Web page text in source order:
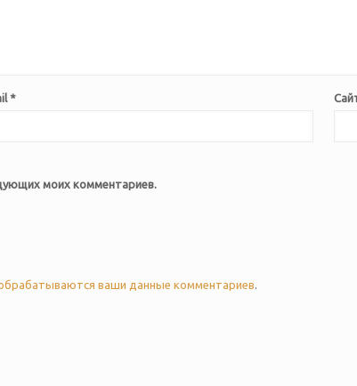
*
моих комментариев.
ваши данные комментариев.